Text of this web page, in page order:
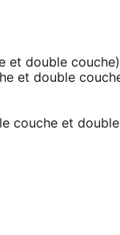
et double
et double
couche et